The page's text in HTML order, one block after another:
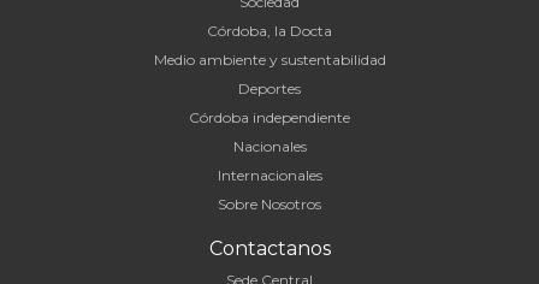
Córdoba, la Docta
Medio ambiente y sustentabilidad
Deportes
Córdoba independiente
Nacionales
Internacionales
Sobre Nosotros
Contactanos
Sede Central